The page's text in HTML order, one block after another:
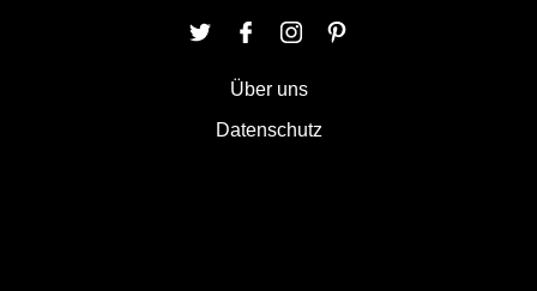
Über uns
Datenschutz